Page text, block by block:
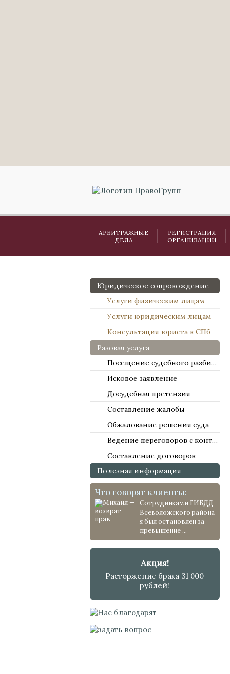
АРБИТРАЖНЫЕ
ДЕЛА
РЕГИСТРАЦИЯ
ОРГАНИЗАЦИИ
Юридическое сопровождение
Услуги физическим лицам
Услуги юридическим лицам
Консультация юриста в СПб
Разовая услуга
Посещение судебного разбирательства
Исковое заявление
Досудебная претензия
Составление жалобы
Обжалование решения суда
Ведение переговоров с контрагентами
Составление договоров
Полезная информация
Что говорят клиенты:
Сотрудниками ГИБДД
Всеволожского района
я был остановлен за
превышение ...
Акция!
Расторжение брака 31 000
рублей!